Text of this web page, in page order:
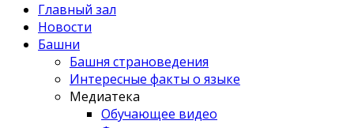
Главный зал
Новости
Башни
Башня страноведения
Интересные факты о языке
Медиатека
Обучающее видео